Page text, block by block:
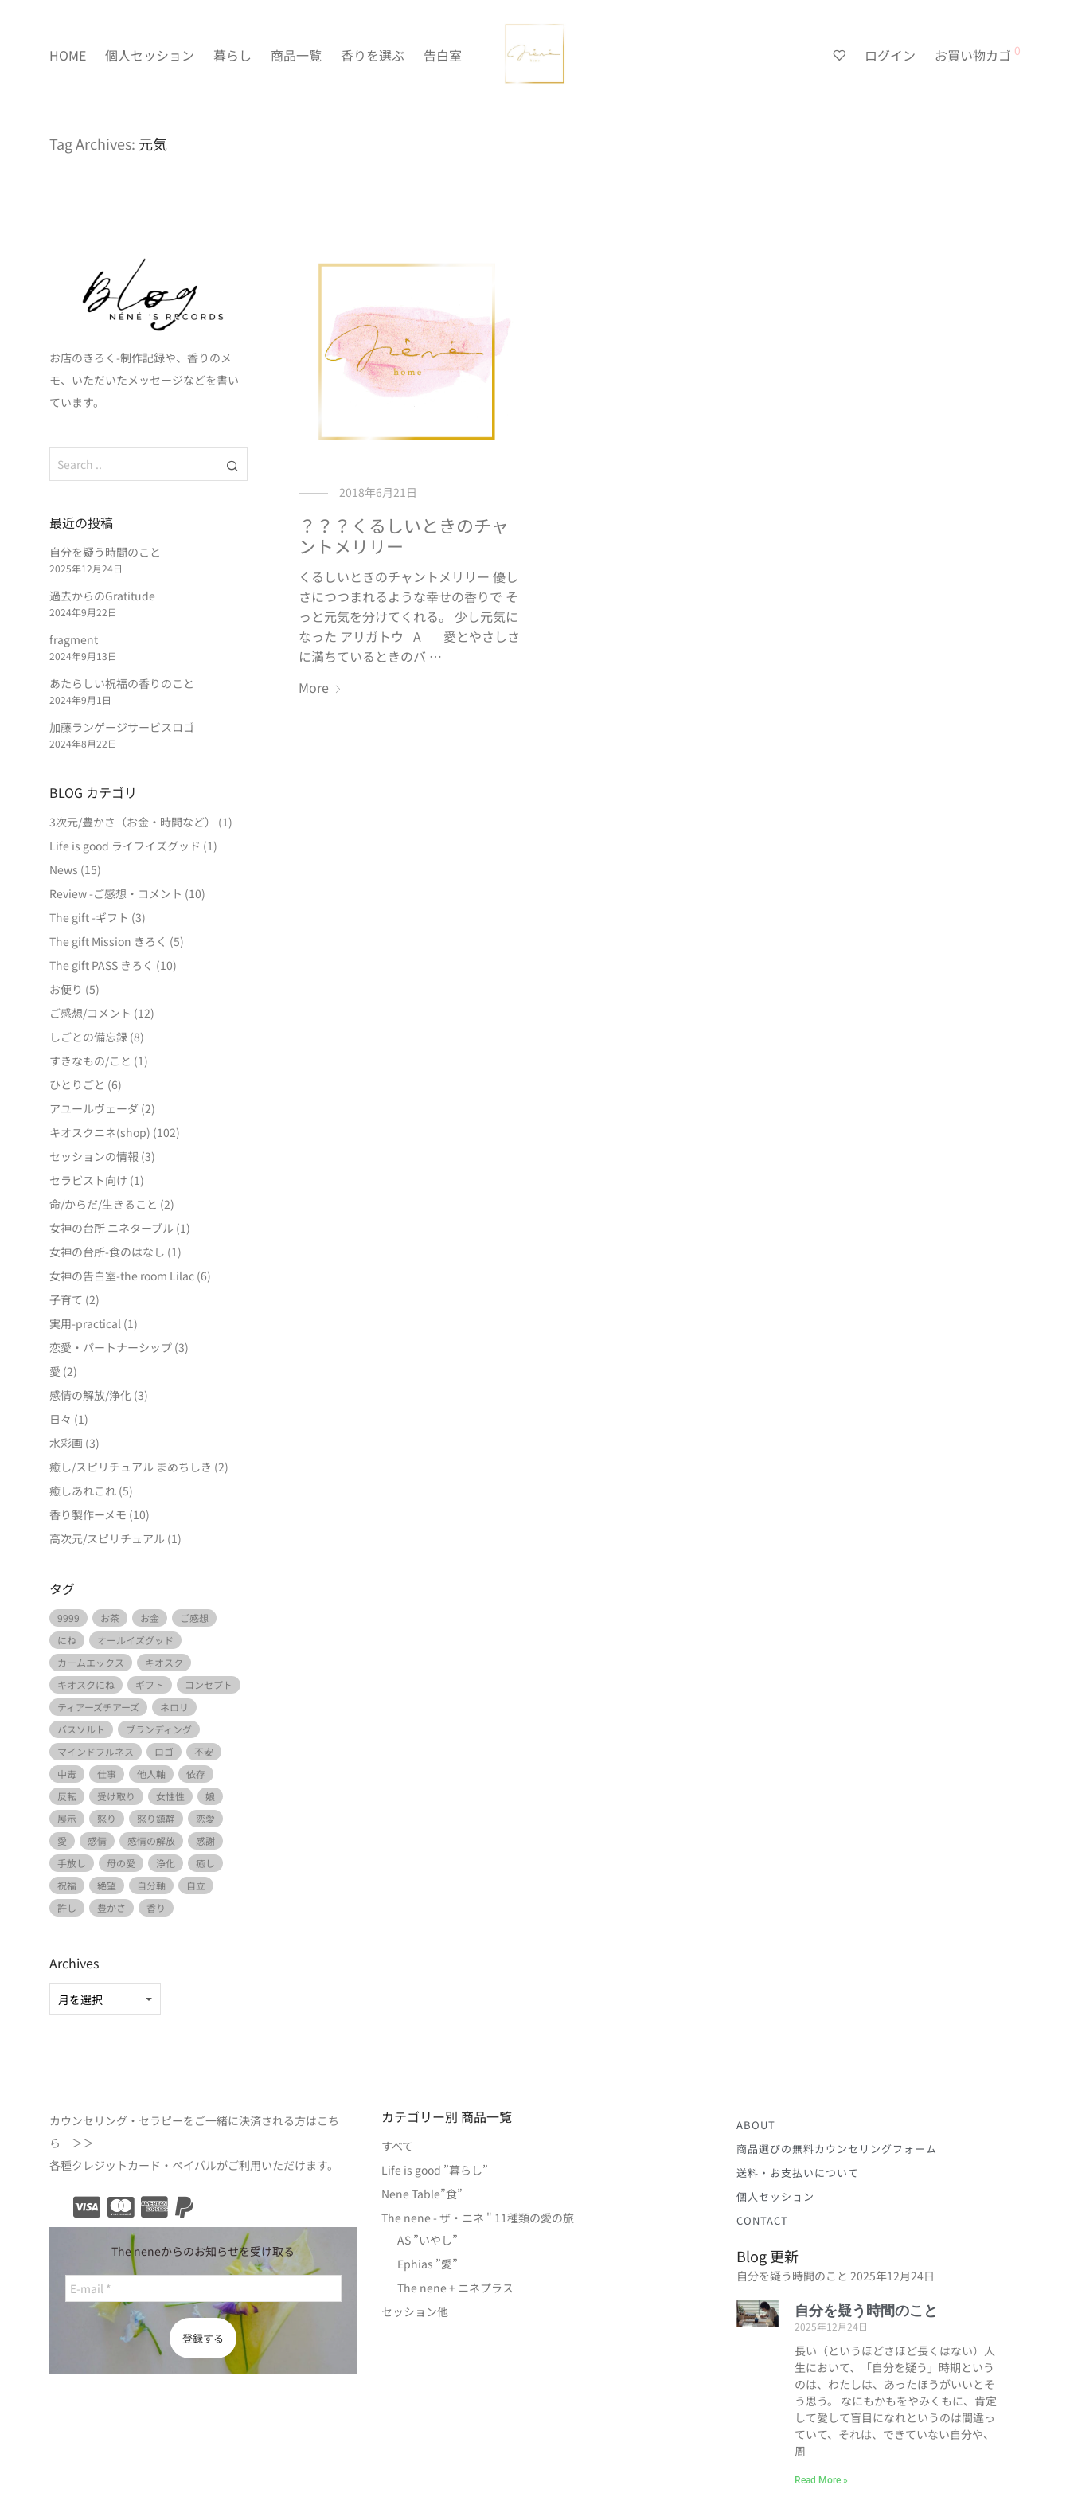
HOME 個人セッション 暮らし 商品一覧 香りを選ぶ 告白室 ログイン お買い物カゴ 0
Tag Archives: 元気
2018年6月21日
？？？くるしいときのチャ
ントメリリー
くるしいときのチャントメリリー 優し
さにつつまれるような幸せの香りで そ
っと元気を分けてくれる。 少し元気に
なった アリガトウ A 愛とやさしさ
に満ちているときのバ …
More
お店のきろく-制作記録や、香りのメ
モ、いただいたメッセージなどを書い
ています。
最近の投稿
自分を疑う時間のこと
2025年12月24日
過去からのGratitude
2024年9月22日
fragment
2024年9月13日
あたらしい祝福の香りのこと
2024年9月1日
加藤ランゲージサービスロゴ
2024年8月22日
BLOG カテゴリ
3次元/豊かさ（お金・時間など）
(1)
Life is good ライフイズグッド (1)
News (15)
Review -ご感想・コメント (10)
The gift -ギフト (3)
The gift Mission きろく (5)
The gift PASS きろく (10)
お便り (5)
ご感想/コメント (12)
しごとの備忘録 (8)
すきなもの/こと (1)
ひとりごと (6)
アユールヴェーダ (2)
キオスクニネ(shop) (102)
セッションの情報 (3)
セラピスト向け (1)
命/からだ/生きること (2)
女神の台所 ニネターブル (1)
女神の台所-食のはなし (1)
女神の告白室-the room Lilac (6)
子育て (2)
実用-practical (1)
恋愛・パートナーシップ (3)
愛 (2)
感情の解放/浄化 (3)
日々 (1)
水彩画 (3)
癒し/スピリチュアル まめちしき (2)
癒しあれこれ (5)
香り製作ーメモ (10)
高次元/スピリチュアル (1)
タグ
9999 お茶 お金
ご感想
にね
オールイズグッド
カームエックス
キオスク
キオスクにね
ギフト
コンセプト
ティアーズチアーズ
ネロリ
バスソルト
ブランディング
マインドフルネス
ロゴ
不安
中毒
仕事 他人軸
依存
反転
受け取り 女性性
娘
展示
怒り 怒り鎮静
恋愛
愛
感情 感情の解放
感謝
手放し
母の愛 浄化
癒し
祝福
絶望 自分軸
自立
許し
豊かさ 香り
Archives
カウンセリング・セラピーをご一緒に決済される方はこち
ら ＞＞
各種クレジットカード・ペイパルがご利用いただけます。
The neneからのお知らせを受け取る
カテゴリー別 商品一覧
すべて
Life is good ”暮らし”
Nene Table”食”
The nene - ザ・ニネ " 11種類の愛の旅
AS ”いやし”
Ephias ”愛”
The nene + ニネプラス
セッション他
ABOUT
商品選びの無料カウンセリングフォーム
送料・お支払いについて
個人セッション
CONTACT
Blog 更新
自分を疑う時間のこと 2025年12月24日
自分を疑う時間のこと
2025年12月24日
長い（というほどさほど長くはない）人
生において、「自分を疑う」時期という
のは、わたしは、あったほうがいいとそ
う思う。 なにもかもをやみくもに、肯定
して愛して盲目になれというのは間違っ
ていて、それは、できていない自分や、
周
Read More »